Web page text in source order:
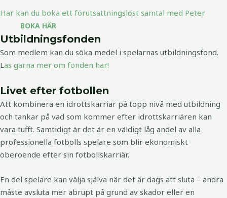
Här kan du boka ett förutsättningslöst samtal med Peter
BOKA HÄR
Utbildningsfonden
Som medlem kan du söka medel i spelarnas utbildningsfond.
Läs gärna mer om fonden här!
Livet efter fotbollen
Att kombinera en idrottskarriär på topp­ nivå med utbildning
och tankar på vad som kommer efter idrottskarriären kan
vara tufft. Samtidigt är det är en väldigt låg andel av alla
professionella fotbolls­ spelare som blir ekonomiskt
oberoende efter sin fotbollskarriär.
En del spelare kan välja själva när det är dags att sluta – andra
måste avsluta mer abrupt på grund av skador eller en